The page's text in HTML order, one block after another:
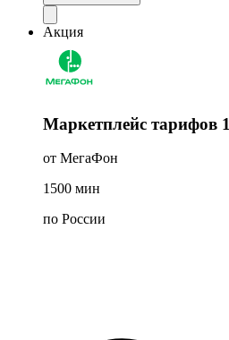
Акция
Маркетплейс тарифов 1
от МегаФон
1500 мин
по России